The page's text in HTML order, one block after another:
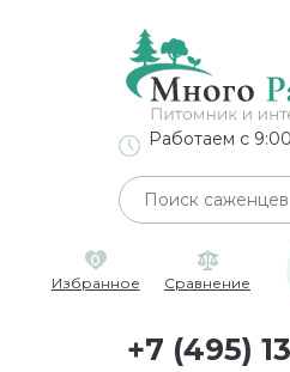
Работаем с
0
Избранное
Сравнение
+7 (495)